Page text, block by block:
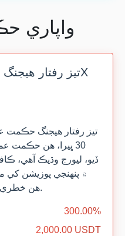
واپاري
30 ڀيرا، هن حڪمت
ڏيو، ليورج وڌيڪ آهي،
۾ پنهنجي پوزيشن
هن خطري کي برداشت نه ڪري سگهو ٿا.
300.00%
2,000.00 USDT